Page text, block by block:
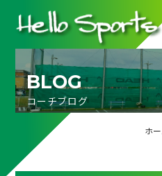
BLOG
コーチブログ
ホ